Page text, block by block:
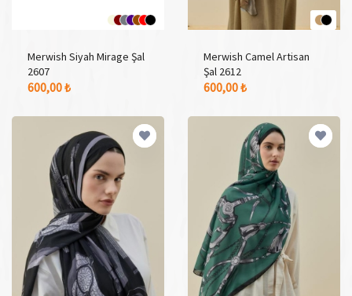
7 Adet Renk Seçeneği
Merwish Siyah Mirage Şal
2607
600,00 ₺
2 Adet Renk Seçeneği
Merwish Camel Artisan
Şal 2612
600,00 ₺